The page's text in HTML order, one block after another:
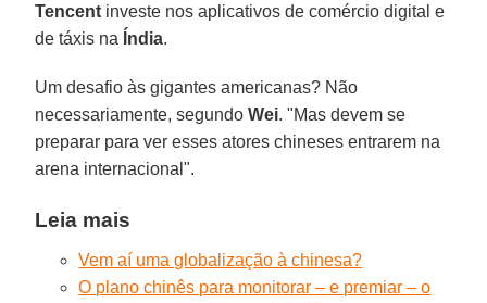
Tencent investe nos aplicativos de comércio digital e
de táxis na Índia.
Um desafio às gigantes americanas? Não
necessariamente, segundoWei. "Mas devem se
preparar para ver esses atores chineses entrarem na
arena internacional".
Leia mais
Vem aí uma globalização à chinesa?
O plano chinês para monitorar – e premiar – o